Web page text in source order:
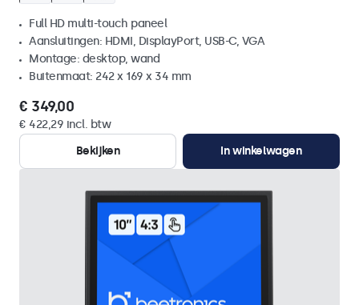
Full HD multi-touch paneel
Aansluitingen: HDMI, DisplayPort, USB-C, VGA
Montage: desktop, wand
Buitenmaat: 242 x 169 x 34 mm
€ 349,00
€ 422,29 incl. btw
Bekijken
In winkelwagen